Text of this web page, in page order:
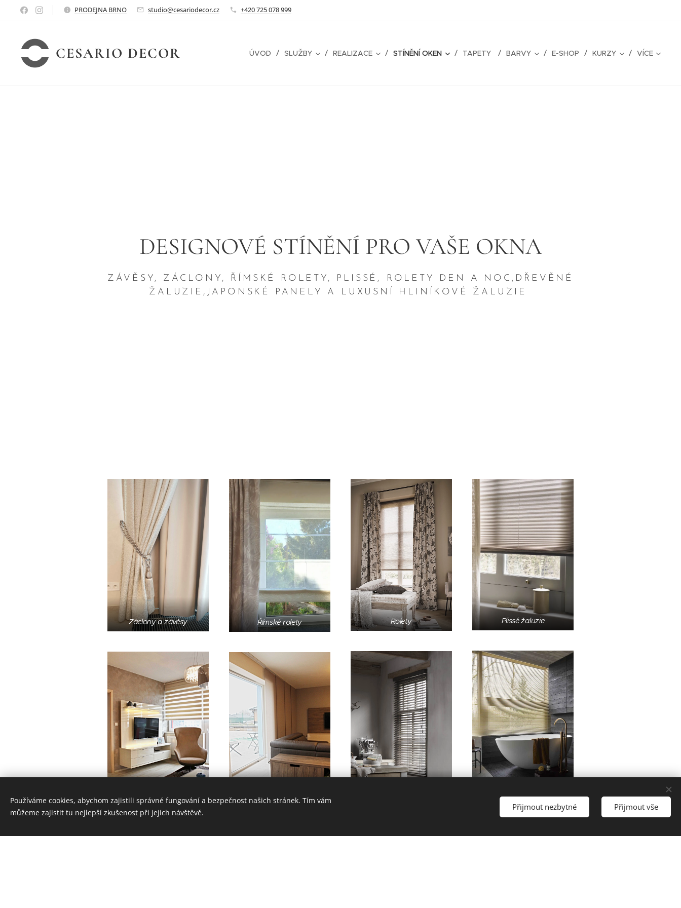
PRODEJNA BRNO studio@cesariodecor.cz +420 725 078 999
CESARIO DECOR ÚVOD SLUŽBY REALIZACE STÍNĚNÍ OKEN TAPETY BARVY E-SHOP KURZY VÍCE
DESIGNOVÉ STÍNĚNÍ PRO VAŠE OKNA
ZÁVĚSY, ZÁCLONY, ŘÍMSKÉ ROLETY, PLISSÉ, ROLETY DEN A NOC,DŘEVĚNÉ
ŽALUZIE,JAPONSKÉ PANELY A LUXUSNÍ HLINÍKOVÉ ŽALUZIE
Záclony a závěsy Římské rolety Rolety Plissé žaluzie
Používáme cookies, abychom zajistili správné fungování a bezpečnost našich stránek. Tím vám
můžeme zajistit tu nejlepší zkušenost při jejich návštěvě.
Přijmout nezbytné Přijmout vše